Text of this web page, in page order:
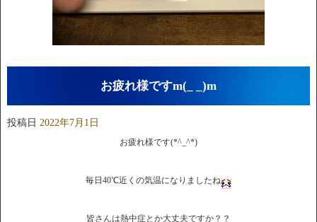
お疲れ様ですm(_ _)m
投稿日 2022年7月1日
お疲れ様です(*^_^*)
毎日40℃近くの気温になりましたね
皆さんは熱中症とか大丈夫ですか？？